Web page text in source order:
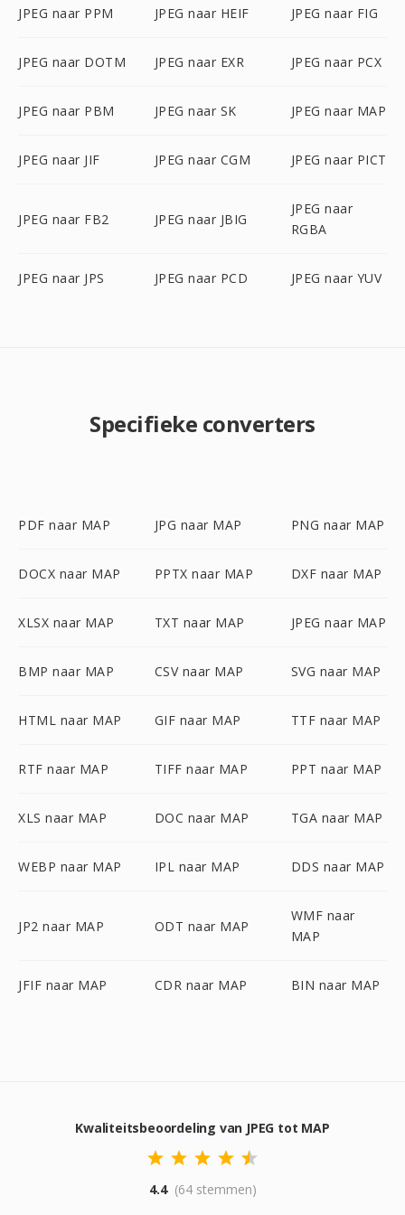
JPEG naar PPM JPEG naar HEIF JPEG naar FIG
JPEG naar DOTM JPEG naar EXR JPEG naar PCX
JPEG naar PBM JPEG naar SK JPEG naar MAP
JPEG naar JIF JPEG naar CGM JPEG naar PICT
JPEG naar FB2 JPEG naar JBIG
JPEG naar
RGBA
JPEG naar JPS JPEG naar PCD JPEG naar YUV
Specifieke converters
PDF naar MAP JPG naar MAP PNG naar MAP
DOCX naar MAP PPTX naar MAP DXF naar MAP
XLSX naar MAP TXT naar MAP JPEG naar MAP
BMP naar MAP CSV naar MAP SVG naar MAP
HTML naar MAP GIF naar MAP TTF naar MAP
RTF naar MAP TIFF naar MAP PPT naar MAP
XLS naar MAP DOC naar MAP TGA naar MAP
WEBP naar MAP IPL naar MAP DDS naar MAP
JP2 naar MAP ODT naar MAP
WMF naar
MAP
JFIF naar MAP CDR naar MAP BIN naar MAP
Kwaliteitsbeoordeling van JPEG tot MAP
4.4 (64 stemmen)